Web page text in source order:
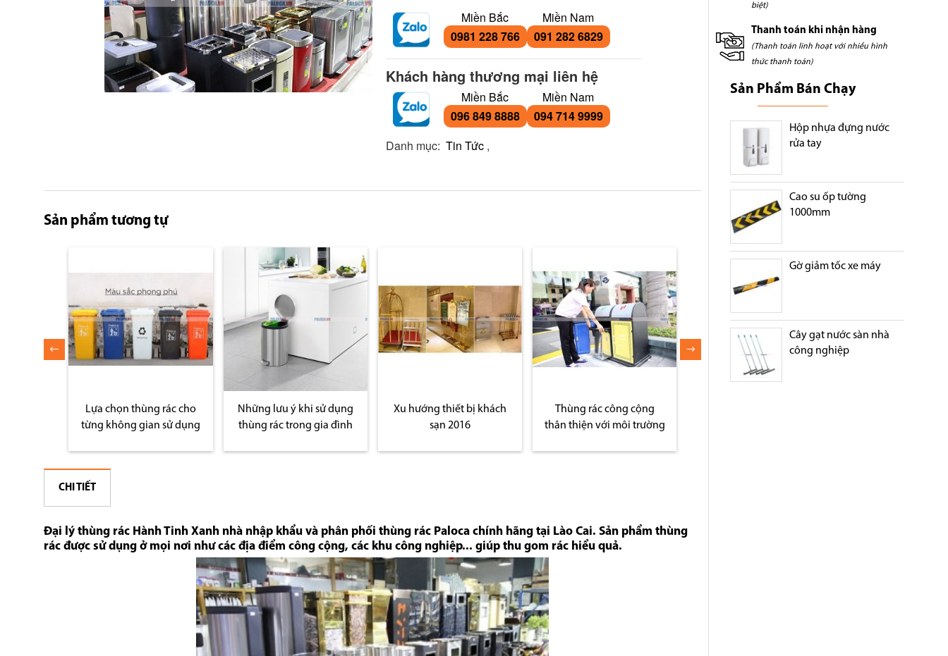
to
beginning
Miền Bắc
0981 228 766
Miền Nam
091 282 6829
Khách hàng thương mại liên hệ
Miền Bắc
096 849 8888
Miền Nam
094 714 9999
Danh mục: Tin Tức ,
Sản phẩm tương tự
Lựa chọn thùng rác cho
từng không gian sử dụng
Những lưu ý khi sử dụng
thùng rác trong gia đình
Xu hướng thiết bị khách
sạn 2016
Thùng rác công cộng
thân thiện với môi trường
CHI TIẾT
Đại lý thùng rác Hành Tinh Xanh nhà nhập khẩu và phân phối thùng rác Paloca chính hãng tại Lào Cai. Sản phẩm thùng
rác được sử dụng ở mọi nơi như các địa điểm công cộng, các khu công nghiệp... giúp thu gom rác hiểu quả.
biệt)
Thanh toán khi nhận hàng
(Thanh toán linh hoạt với nhiều hình
thức thanh toán)
Sản Phẩm Bán Chạy
Hộp nhựa đựng nước
rửa tay
Cao su ốp tường
1000mm
Gờ giảm tốc xe máy
Cây gạt nước sàn nhà
công nghiệp